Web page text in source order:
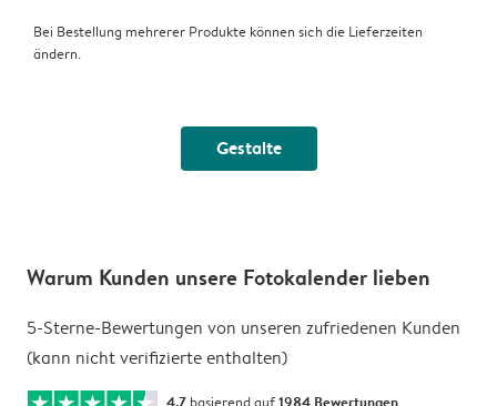
Bei Bestellung mehrerer Produkte können sich die Lieferzeiten
ändern.
Gestalte
Warum Kunden unsere Fotokalender lieben
5-Sterne-Bewertungen von unseren zufriedenen Kunden
(kann nicht verifizierte enthalten)
4.7 basierend auf1984 Bewertungen